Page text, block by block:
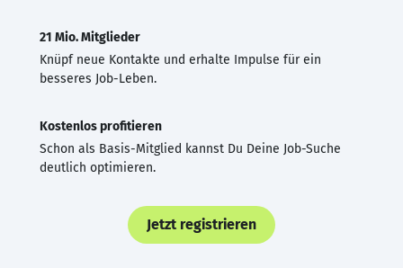
21 Mio. Mitglieder
Knüpf neue Kontakte und erhalte Impulse für ein
besseres Job-Leben.
Kostenlos profitieren
Schon als Basis-Mitglied kannst Du Deine Job-Suche
deutlich optimieren.
Jetzt registrieren